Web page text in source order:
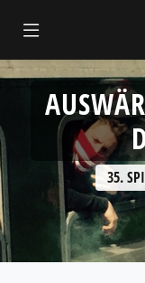
35.